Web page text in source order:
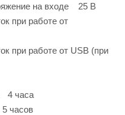
на входе 25 В
при работе от
при работе от USB (при
4 часа
часов